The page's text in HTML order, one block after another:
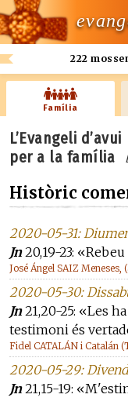
222
Família
L’Evangeli d’avui
per a la família
Històric
2020-05-31:
Jn20,19-23:
José Ángel SAIZ Meneses,
2020-05-30:
Jn21,20-25: «Les
testimoni és
Fidel CATALÁN i Catalán
2020-05-29:
Jn21,15-19: